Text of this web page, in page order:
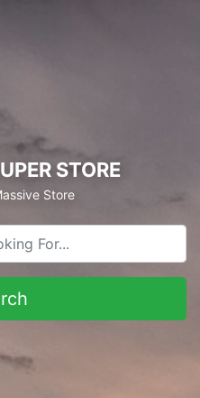
STORE
Store